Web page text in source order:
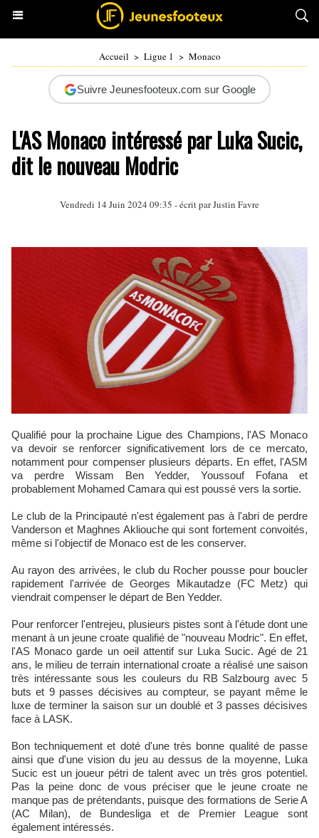
Accueil > Ligue 1 > Monaco
Suivre Jeunesfooteux.com sur Google
L'AS Monaco intéressé par Luka Sucic,
dit le nouveau Modric
Vendredi 14 Juin 2024 09:35 - écrit parJustin Favre
Qualifié pour la prochaine Ligue des Champions, l'AS Monaco
va devoir se renforcer significativement lors de ce mercato,
notamment pour compenser plusieurs départs. En effet, l'ASM
va perdre Wissam Ben Yedder, Youssouf Fofana et
probablement Mohamed Camara qui est poussé vers la sortie.
Le club de la Principauté n'est également pas à l'abri de perdre
Vanderson et Maghnes Akliouche qui sont fortement convoités,
même si l'objectif de Monaco est de les conserver.
Au rayon des arrivées, le club du Rocher pousse pour boucler
rapidement l'arrivée de Georges Mikautadze (FC Metz) qui
viendrait compenser le départ de Ben Yedder.
Pour renforcer l'entrejeu, plusieurs pistes sont à l'étude dont une
menant à un jeune croate qualifié de "nouveau Modric". En effet,
l'AS Monaco garde un oeil attentif sur Luka Sucic. Agé de 21
ans, le milieu de terrain international croate a réalisé une saison
très intéressante sous les couleurs du RB Salzbourg avec 5
buts et 9 passes décisives au compteur, se payant même le
luxe de terminer la saison sur un doublé et 3 passes décisives
face à LASK.
Bon techniquement et doté d'une très bonne qualité de passe
ainsi que d'une vision du jeu au dessus de la moyenne, Luka
Sucic est un joueur pétri de talent avec un très gros potentiel.
Pas la peine donc de vous préciser que le jeune croate ne
manque pas de prétendants, puisque des formations de Serie A
(AC Milan), de Bundesliga et de Premier League sont
également intéressés.